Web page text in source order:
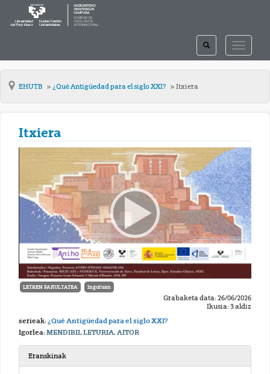
TOGGLE
TOGGLE
SEARCH
EHUTB ¿Qué Antigüedad para el siglo XXI? Itxiera
Itxiera
LETREN FAKULTATEA Inguruan
Grabaketa data: 26/06/2026
Ikusia: 3 aldiz
serieak:¿Qué Antigüedad para el siglo XXI?
Igorlea:MENDIBIL LETURIA, AITOR
Eranskinak